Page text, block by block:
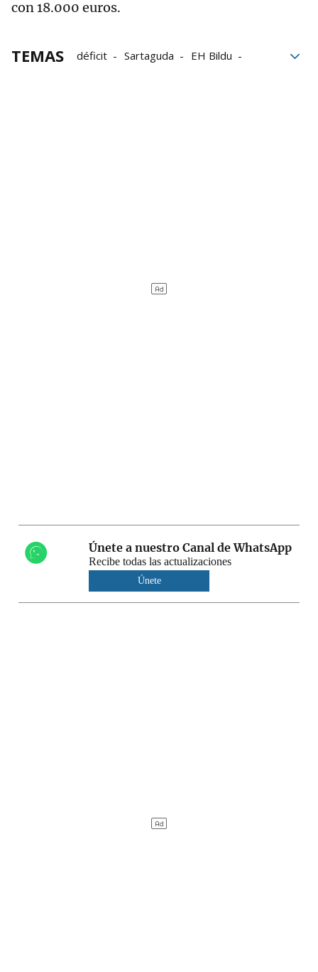
con 18.000 euros.
TEMAS déficit Sartaguda
EH Bildu
Únete a nuestro Canal de WhatsApp
Recibe todas las actualizaciones
Únete